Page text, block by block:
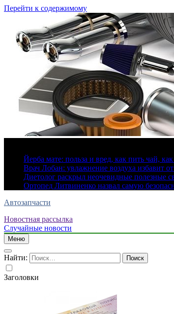
Перейти к содержимому
Йерба мате: польза и вред, как пить чай,
Врач Лобан: увлажнение воздуха избавит от
Диетолог раскрыл неочевидные полезные
Ортопед Литвиненко назвал самую
Автозапчасти
Новостная рассылка
Случайные новости
Меню
Найти:
Заголовки